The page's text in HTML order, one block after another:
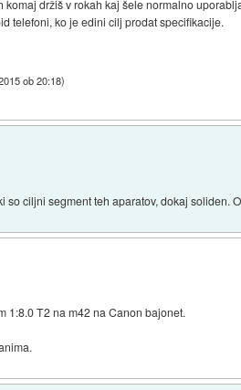
držiš v rokah kaj šele normalno
telefoni, ko je edini cilj prodat specifikacije.
ob 20:18)
so ciljni segment teh aparatov, dokaj soliden.
1:8.0 T2 na m42 na Canon bajonet.